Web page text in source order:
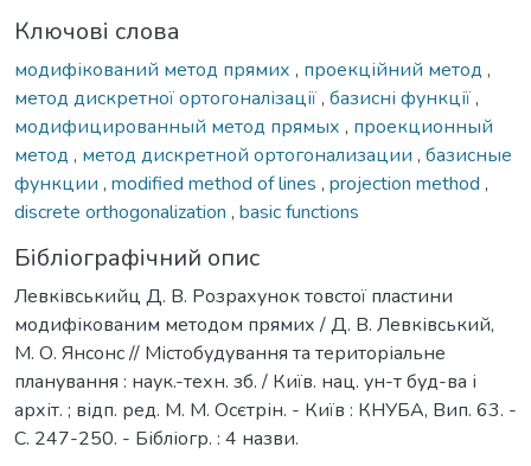
Ключові слова
модифікований метод прямих , проекційний метод ,
метод дискретної ортогоналізації, базисні функції,
модифицированный метод прямых , проекционный
метод , метод дискретной ортогонализации , базисные
функции , modified method of lines , projection method ,
discrete orthogonalization , basic functions
Бібліографічний опис
Левківськийц Д. В. Розрахунок товстої пластини
модифікованим методом прямих / Д. В. Левківський,
М. О. Янсонс // Містобудування та територіальне
планування : наук.-техн. зб. / Київ. нац. ун-т буд-ва і
архіт. ; відп. ред. М. М. Осєтрін. - Київ : КНУБА, Вип. 63. -
С. 247-250. - Бібліогр. : 4 назви.